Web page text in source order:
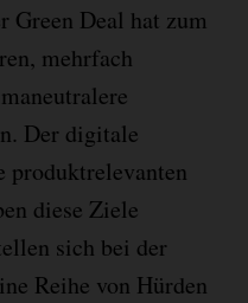
Green Deal hat zum
mehrfach
Der digitale
produktrelevanten
diese Ziele
sich bei der
Reihe von Hürden